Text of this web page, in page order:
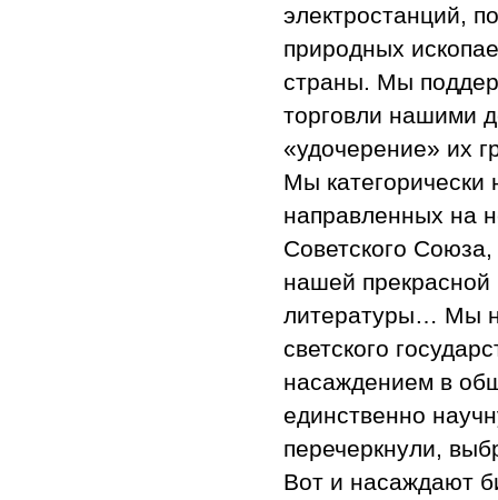
электростанций,
природных
страны. Мы
торговли нашими
«удочерение» их
Мы
направленных на
Советского
нашей прекрасной
литературы… Мы
светского
насаждением в
единственно
перечеркнули,
Вот и насаждают